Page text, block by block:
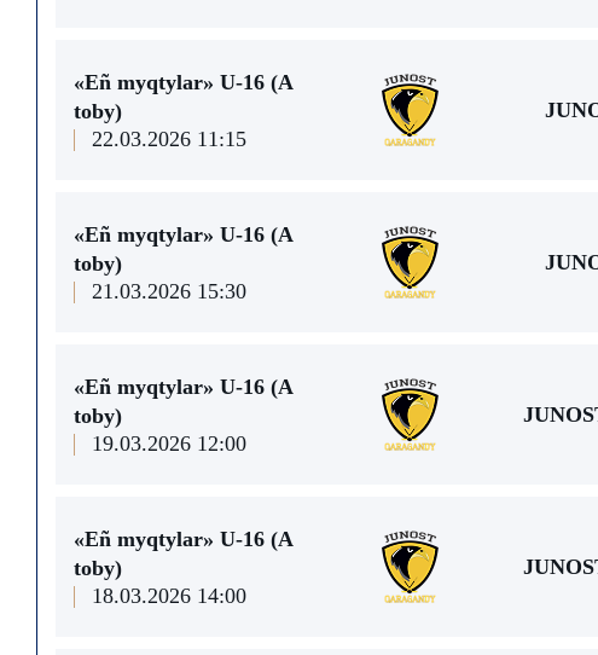
«Eñ myqtylar» U-16 (А
toby)
22.03.2026 11:15
«Eñ myqtylar» U-16 (А
toby)
21.03.2026 15:30
«Eñ myqtylar» U-16 (А
toby)
19.03.2026 12:00
«Eñ myqtylar» U-16 (А
toby)
18.03.2026 14:00